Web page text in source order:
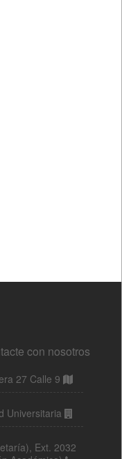
con nosotros
27 Calle 9
Universitaria
Ext. 2032